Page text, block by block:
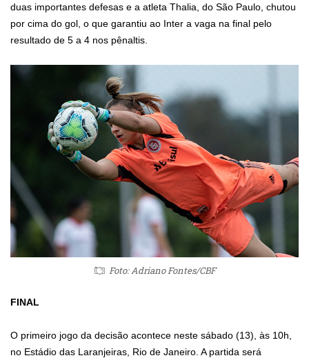
duas importantes defesas e a atleta Thalia, do São Paulo, chutou
por cima do gol, o que garantiu ao Inter a vaga na final pelo
resultado de 5 a 4 nos pênaltis.
Foto: Adriano Fontes/CBF
FINAL
O primeiro jogo da decisão acontece neste sábado (13), às 10h,
no Estádio das Laranjeiras, Rio de Janeiro. A partida será